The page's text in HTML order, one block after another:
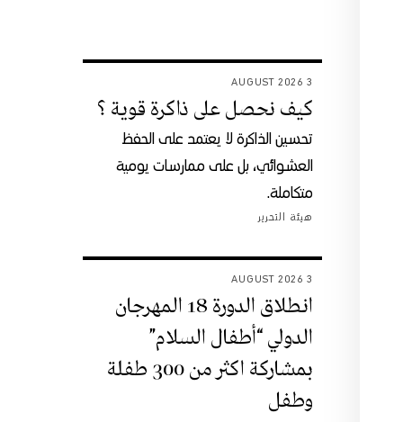
3 AUGUST 2026
كيف نحصل على ذاكرة قوية ؟
تحسين الذاكرة لا يعتمد على الحفظ
العشوائي، بل على ممارسات يومية
متكاملة.
هيئة التحرير
3 AUGUST 2026
انطلاق الدورة 18 المهرجان
الدولي “أطفال السلام”
بمشاركة اكثر من 300 طفلة
وطفل